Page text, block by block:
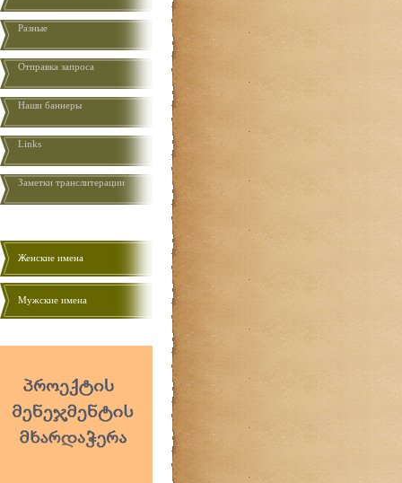
Разные
Отправка запроса
Наши баннеры
Links
Заметки транслитерации
Женские имена
Мужские имена